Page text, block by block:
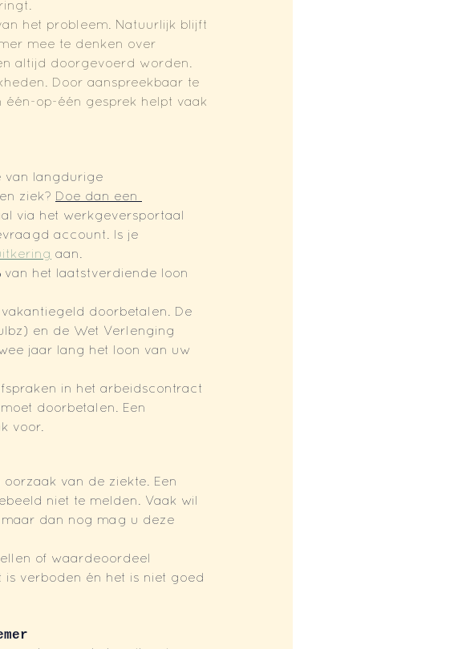
het probleem. Natuurlijk blijft
mee te denken over
altijd doorgevoerd worden.
Door aanspreekbaar te
één-op-één gesprek helpt vaak
van langdurige
ziek? Doe dan een
via het werkgeversportaal
account. Is je
aan.
van het laatstverdiende loon
doorbetalen. De
en de Wet Verlenging
jaar lang het loon van uw
in het arbeidscontract
doorbetalen. Een
voor.
van de ziekte. Een
niet te melden. Vaak wil
dan nog mag u deze
of waardeoordeel
verboden én het is niet goed